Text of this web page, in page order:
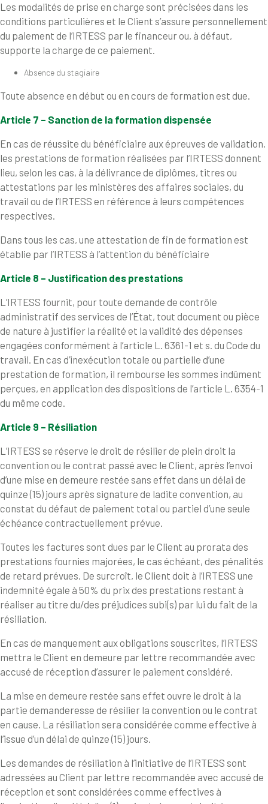
Les modalités de prise en charge sont précisées dans les
conditions particulières et le Client s’assure personnellement
du paiement de l’IRTESS par le financeur ou, à défaut,
supporte la charge de ce paiement.
Absence du stagiaire
Toute absence en début ou en cours de formation est due.
Article 7 – Sanction de la formation dispensée
En cas de réussite du bénéficiaire aux épreuves de validation,
les prestations de formation réalisées par l’IRTESS donnent
lieu, selon les cas, à la délivrance de diplômes, titres ou
attestations par les ministères des affaires sociales, du
travail ou de l’IRTESS en référence à leurs compétences
respectives.
Dans tous les cas, une attestation de fin de formation est
établie par l’IRTESS à l’attention du bénéficiaire
Article 8 – Justification des prestations
L’IRTESS fournit, pour toute demande de contrôle
administratif des services de l’État, tout document ou pièce
de nature à justifier la réalité et la validité des dépenses
engagées conformément à l’article L. 6361-1 et s. du Code du
travail. En cas d’inexécution totale ou partielle d’une
prestation de formation, il rembourse les sommes indûment
perçues, en application des dispositions de l’article L. 6354-1
du même code.
Article 9 – Résiliation
L’IRTESS se réserve le droit de résilier de plein droit la
convention ou le contrat passé avec le Client, après l’envoi
d’une mise en demeure restée sans effet dans un délai de
quinze (15) jours après signature de ladite convention, au
constat du défaut de paiement total ou partiel d’une seule
échéance contractuellement prévue.
Toutes les factures sont dues par le Client au prorata des
prestations fournies majorées, le cas échéant, des pénalités
de retard prévues. De surcroît, le Client doit à l’IRTESS une
indemnité égale à 50% du prix des prestations restant à
réaliser au titre du/des préjudices subi(s) par lui du fait de la
résiliation.
En cas de manquement aux obligations souscrites, l’IRTESS
mettra le Client en demeure par lettre recommandée avec
accusé de réception d’assurer le paiement considéré.
La mise en demeure restée sans effet ouvre le droit à la
partie demanderesse de résilier la convention ou le contrat
en cause. La résiliation sera considérée comme effective à
l’issue d’un délai de quinze (15) jours.
Les demandes de résiliation à l’initiative de l’IRTESS sont
adressées au Client par lettre recommandée avec accusé de
réception et sont considérées comme effectives à